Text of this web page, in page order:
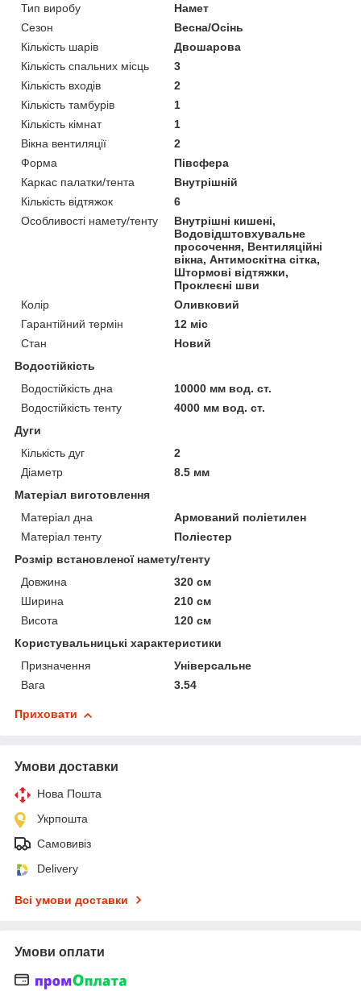
Тип виробу
Намет
Сезон
Весна/Осінь
Кількість шарів
Двошарова
Кількість спальних місць
3
Кількість входів
2
Кількість тамбурів
1
Кількість кімнат
1
Вікна вентиляції
2
Форма
Півсфера
Каркас палатки/тента
Внутрішній
Кількість відтяжок
6
Особливості намету/тенту
Внутрішні кишені,
Водовідштовхувальне
просочення, Вентиляційні
вікна, Антимоскітна сітка,
Штормові відтяжки,
Проклеєні шви
Колір
Оливковий
Гарантійний термін
12 міс
Стан
Новий
Водостійкість
Водостійкість дна
10000 мм вод. ст.
Водостійкість тенту
4000 мм вод. ст.
Дуги
Кількість дуг
2
Діаметр
8.5 мм
Матеріал виготовлення
Матеріал дна
Армований поліетилен
Матеріал тенту
Поліестер
Розмір встановленої намету/тенту
Довжина
320 см
Ширина
210 см
Висота
120 см
Користувальницькі характеристики
Призначення
Універсальне
Вага
3.54
Приховати
Умови доставки
Нова Пошта
Укрпошта
Самовивіз
Delivery
Всі умови доставки
Умови оплати